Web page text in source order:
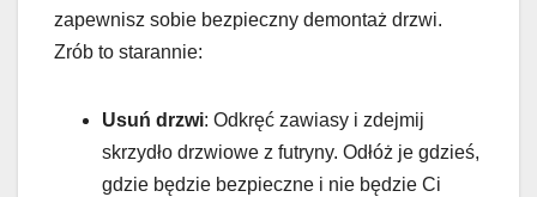
zapewnisz sobie bezpieczny demontaż drzwi.
Zrób to starannie:
Usuń drzwi: Odkręć zawiasy i zdejmij
skrzydło drzwiowe z futryny. Odłóż je gdzieś,
gdzie będzie bezpieczne i nie będzie Ci